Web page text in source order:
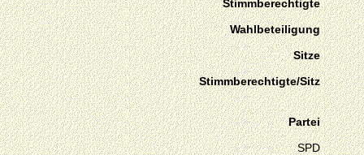
Stimmberechtigte
Wahlbeteiligung
Sitze
Stimmberechtigte/Sitz
Partei
SPD